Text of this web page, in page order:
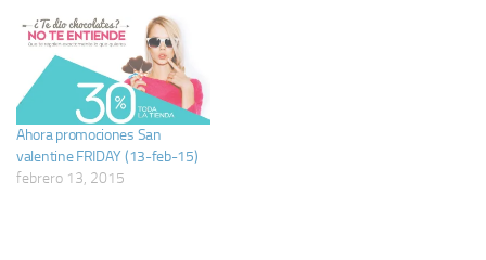
Ahora promociones San
valentine FRIDAY (13-feb-15)
febrero 13, 2015